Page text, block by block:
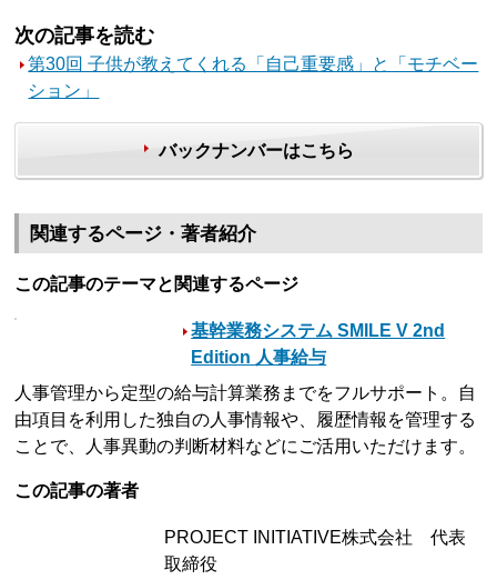
次の記事を読む
第30回 子供が教えてくれる「自己重要感」と「モチベー
ション」
バックナンバーはこちら
関連するページ・著者紹介
この記事のテーマと関連するページ
基幹業務システム SMILE V 2nd
Edition 人事給与
人事管理から定型の給与計算業務までをフルサポート。自
由項目を利用した独自の人事情報や、履歴情報を管理する
ことで、人事異動の判断材料などにご活用いただけます。
この記事の著者
PROJECT INITIATIVE株式会社 代表
取締役